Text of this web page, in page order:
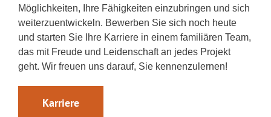
Möglichkeiten, Ihre Fähigkeiten einzubringen und sich
weiterzuentwickeln. Bewerben Sie sich noch heute
und starten Sie Ihre Karriere in einem familiären Team,
das mit Freude und Leidenschaft an jedes Projekt
geht. Wir freuen uns darauf, Sie kennenzulernen!
Karriere